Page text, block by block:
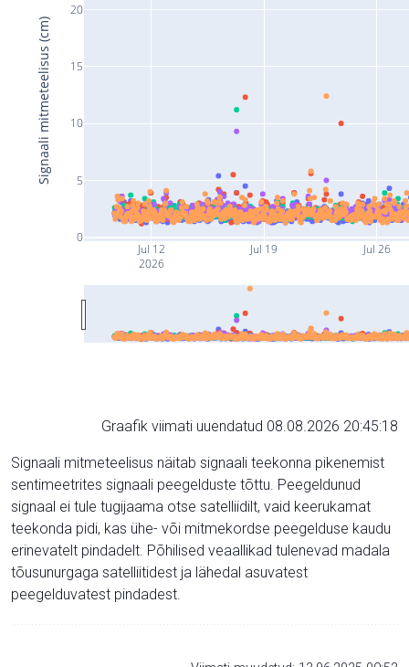
Jul 12
2026
Jul 19 Jul 26
0
5
10
15
20
Signaali mitmeteelisus (cm)
Graafik viimati uuendatud 08.08.2026 20:45:18
Signaali mitmeteelisus näitab signaali teekonna pikenemist
sentimeetrites signaali peegelduste tõttu. Peegeldunud
signaal ei tule tugijaama otse satelliidilt, vaid keerukamat
teekonda pidi, kas ühe- või mitmekordse peegelduse kaudu
erinevatelt pindadelt. Põhilised veaallikad tulenevad madala
tõusunurgaga satelliitidest ja lähedal asuvatest
peegelduvatest pindadest.